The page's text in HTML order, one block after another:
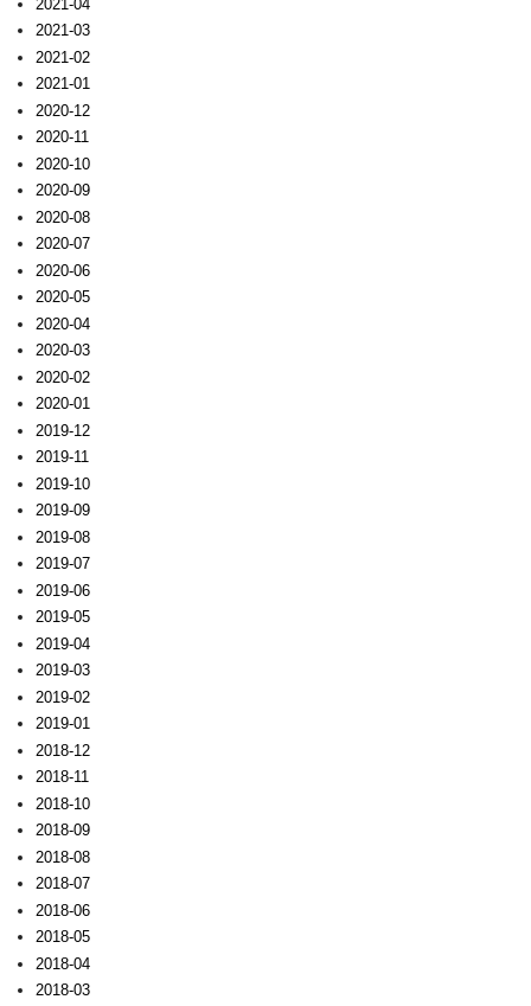
2021-04
2021-03
2021-02
2021-01
2020-12
2020-11
2020-10
2020-09
2020-08
2020-07
2020-06
2020-05
2020-04
2020-03
2020-02
2020-01
2019-12
2019-11
2019-10
2019-09
2019-08
2019-07
2019-06
2019-05
2019-04
2019-03
2019-02
2019-01
2018-12
2018-11
2018-10
2018-09
2018-08
2018-07
2018-06
2018-05
2018-04
2018-03